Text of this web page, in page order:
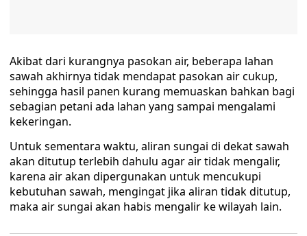
Akibat dari kurangnya pasokan air, beberapa lahan
sawah akhirnya tidak mendapat pasokan air cukup,
sehingga hasil panen kurang memuaskan bahkan bagi
sebagian petani ada lahan yang sampai mengalami
kekeringan.
Untuk sementara waktu, aliran sungai di dekat sawah
akan ditutup terlebih dahulu agar air tidak mengalir,
karena air akan dipergunakan untuk mencukupi
kebutuhan sawah, mengingat jika aliran tidak ditutup,
maka air sungai akan habis mengalir ke wilayah lain.